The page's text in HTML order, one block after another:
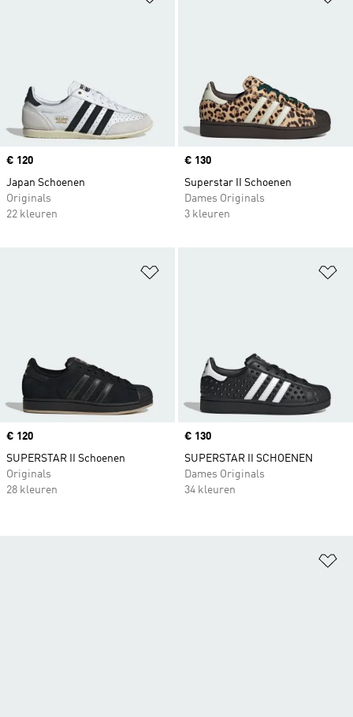
Price
€ 120
Japan Schoenen
Originals
22 kleuren
Price
€ 130
Superstar II Schoenen
Dames Originals
3 kleuren
Price
€ 120
SUPERSTAR II Schoenen
Originals
28 kleuren
Price
€ 130
SUPERSTAR II SCHOENEN
Dames Originals
34 kleuren